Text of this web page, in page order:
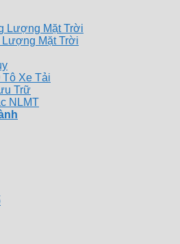
Lượng Mặt Trời
Lượng Mặt Trời
Tô Xe Tải
Trữ
NLMT